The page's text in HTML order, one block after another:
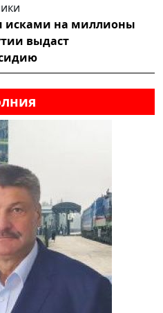
исками на миллионы
выдаст